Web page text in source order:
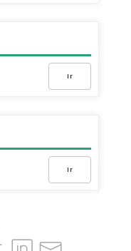
Ir
Ir